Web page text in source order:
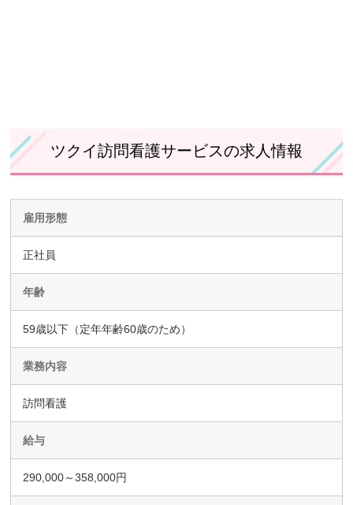
ツクイ訪問看護サービスの求人情報
雇用形態
正社員
年齢
59歳以下（定年年齢60歳のため）
業務内容
訪問看護
給与
290,000～358,000円